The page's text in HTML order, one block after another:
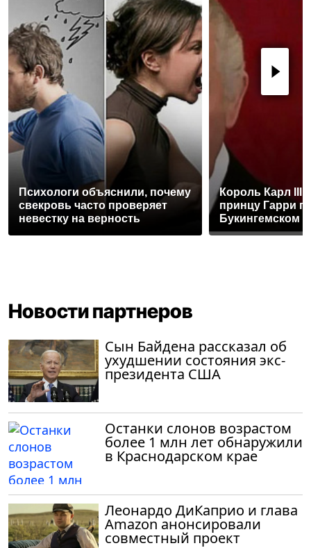
Психологи объяснили, почему
свекровь часто проверяет
невестку на верность
Король Карл III
принцу Гарри
Букингемском
Новости партнеров
Сын Байдена рассказал об
ухудшении состояния экс-
президента США
Останки слонов возрастом
более 1 млн лет обнаружили
в Краснодарском крае
Леонардо ДиКаприо и глава
Amazon анонсировали
совместный проект